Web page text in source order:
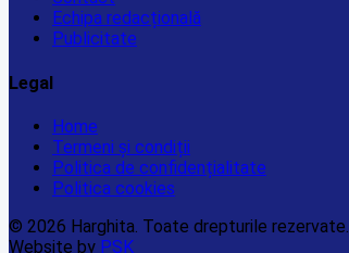
Echipa redacțională
Publicitate
Legal
Home
Termeni și condiții
Politica de confidențialitate
Politica cookies
© 2026 Harghita. Toate drepturile rezervate.
Website by PSK